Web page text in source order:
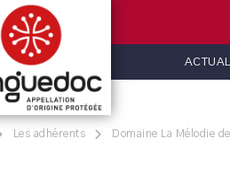
Les adhérents Domaine La Mélodie